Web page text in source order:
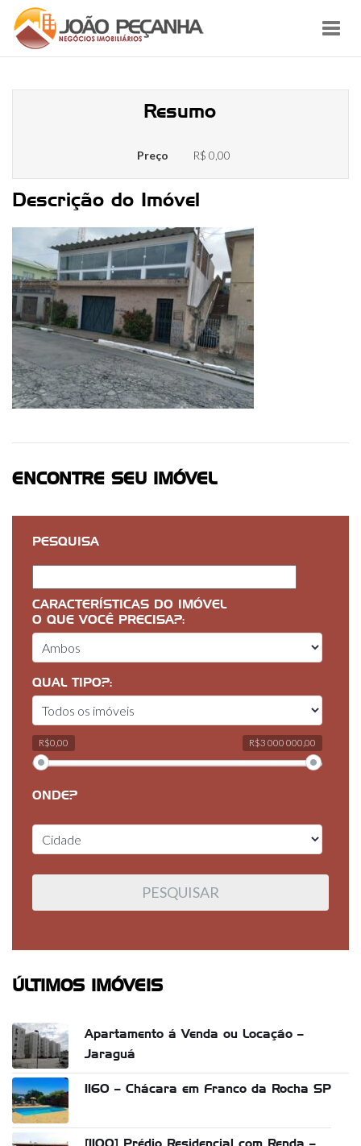
Resumo
Preço R$ 0,00
Descrição do Imóvel
ENCONTRE SEU IMÓVEL
PESQUISA
CARACTERÍSTICAS DO IMÓVEL
O QUE VOCÊ PRECISA?:
QUAL TIPO?:
R$0,00 R$3 000 000,00
ONDE?
ÚLTIMOS IMÓVEIS
Apartamento á Venda ou Locação –
Jaraguá
1160 – Chácara em Franco da Rocha SP